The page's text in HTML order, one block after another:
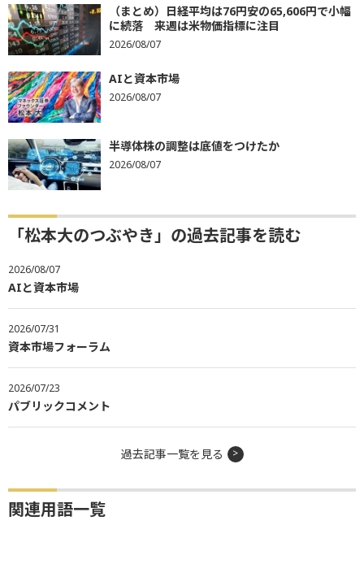
（まとめ）日経平均は76円安の65,606円で小幅
に続落 来週は米物価指標に注目
2026/08/07
AIと資本市場
2026/08/07
半導体株の調整は底値をつけたか
2026/08/07
「松本大のつぶやき」の過去記事を読む
2026/08/07
AIと資本市場
2026/07/31
資本市場フォーラム
2026/07/23
パブリックコメント
過去記事一覧を見る
関連用語一覧